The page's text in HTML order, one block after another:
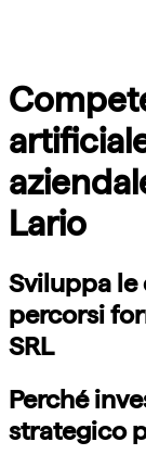
Lario
Sviluppa
percorsi
SRL
Perché
strategico